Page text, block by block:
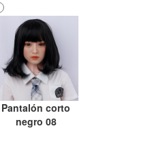
Pantalón corto
negro 08